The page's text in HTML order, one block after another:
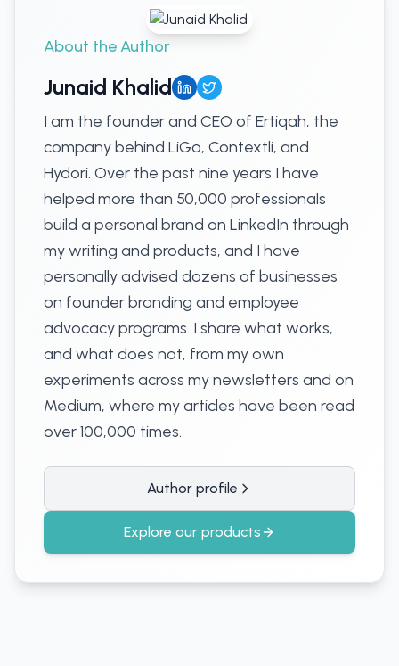
About the Author
Junaid Khalid
I am the founder and CEO of Ertiqah, the
company behind LiGo, Contextli, and
Hydori. Over the past nine years I have
helped more than 50,000 professionals
build a personal brand on LinkedIn through
my writing and products, and I have
personally advised dozens of businesses
on founder branding and employee
advocacy programs. I share what works,
and what does not, from my own
experiments across my newsletters and on
Medium, where my articles have been read
over 100,000 times.
Author profile
Explore our products